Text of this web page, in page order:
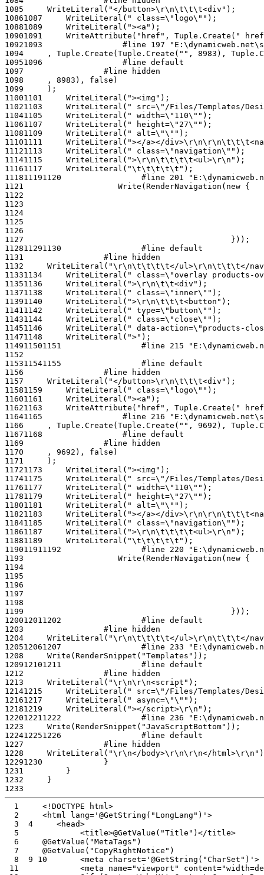
1085
10861087
10881089
10901091
10921093
1094
10951096
1097
1098
1099
11001101
11021103
11041105
11061107
11081109
11101111
11121113
11141115
11161117
111811191120
1121
1122
1123
1124
1125
1126
1127
112811291130
1131
1132
11331134
11351136
11371138
11391140
11411142
11431144
11451146
11471148
114911501151
1152
115311541155
1156
1157
11581159
11601161
11621163
11641165
1166
11671168
1169
1170
1171
11721173
11741175
11761177
11781179
11801181
11821183
11841185
11861187
11881189
119011911192
1193
1194
1195
1196
1197
1198
1199
120012011202
1203
1204
120512061207
1208
120912101211
1212
1213
12141215
12161217
12181219
122012211222
1223
122412251226
1227
1228
12291230
1231
1232
1233
  1
  2
  3
  4
  5
  6
  7
  8
  9
10
11